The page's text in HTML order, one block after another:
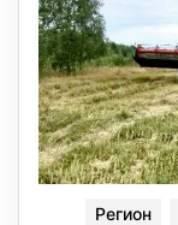
Регион